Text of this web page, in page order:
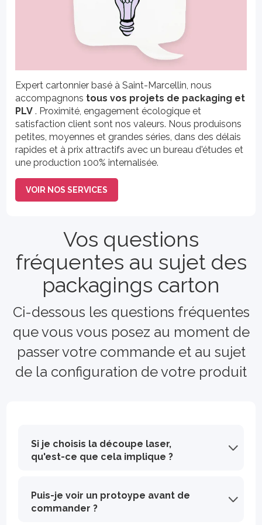
Expert cartonnier basé à Saint-Marcellin, nous
accompagnons tous vos projets de packaging et
PLV . Proximité, engagement écologique et
satisfaction client sont nos valeurs. Nous produisons
petites, moyennes et grandes séries, dans des délais
rapides et à prix attractifs avec un bureau d'études et
une production 100% internalisée.
VOIR NOS SERVICES
Vos questions
fréquentes au sujet des
packagings carton
Ci-dessous les questions fréquentes
que vous vous posez au moment de
passer votre commande et au sujet
de la configuration de votre produit
Si je choisis la découpe laser,
qu'est-ce que cela implique ?
Puis-je voir un protoype avant de
commander ?